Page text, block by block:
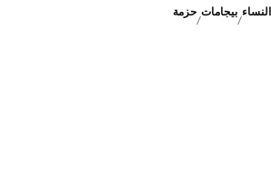
النساء بيجامات حزمة